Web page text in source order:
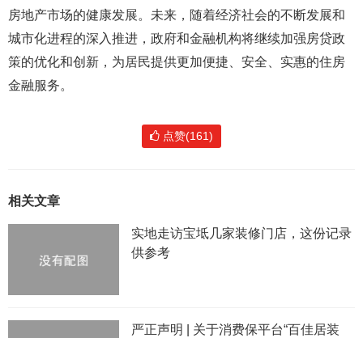
房地产市场的健康发展。未来，随着经济社会的不断发展和
城市化进程的深入推进，政府和金融机构将继续加强房贷政
策的优化和创新，为居民提供更加便捷、安全、实惠的住房
金融服务。
点赞(161)
相关文章
实地走访宝坻几家装修门店，这份记录
供参考
严正声明 | 关于消费保平台“百佳居装